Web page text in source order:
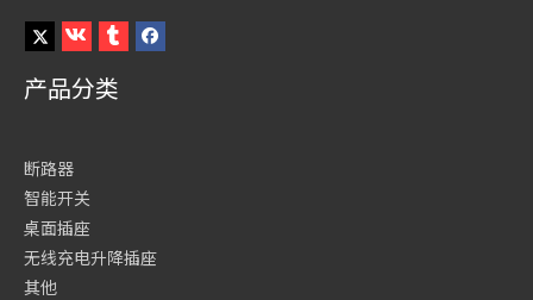
产品分类
断路器
智能开关
桌面插座
无线充电升降插座
其他